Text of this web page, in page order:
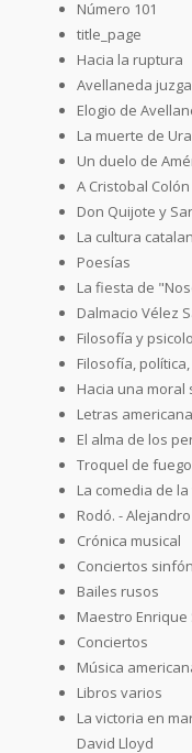
Número 101
title_page
Hacia la ruptura
Avellaneda
Elogio de
La muerte de
Un duelo de
A Cristobal Colón
Don Quijote y
La cultura
Poesías
La fiesta de
Dalmacio Vélez
Filosofía y
Filosofía,
Hacia una moral
Letras
El alma de los
Troquel de
La comedia de
Rodó. -
Crónica musical
Conciertos
Bailes rusos
Maestro Enrique
Conciertos
Música
Libros varios
La victoria en
David Lloyd